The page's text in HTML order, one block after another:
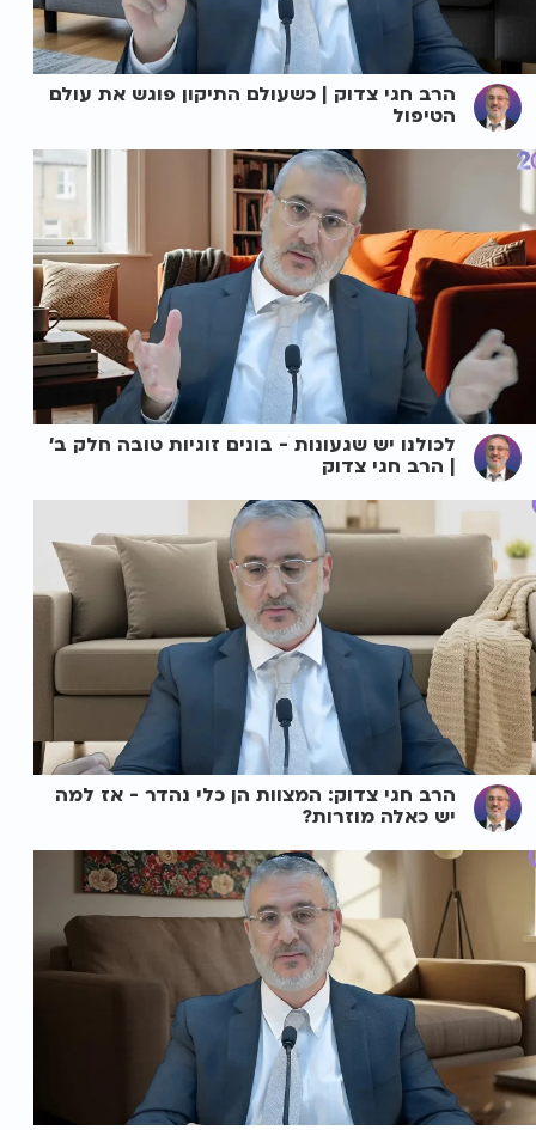
הרב חגי צדוק | כשעולם התיקון פוגש את עולם
הטיפול
לכולנו יש שגעונות - בונים זוגיות טובה חלק ב'
| הרב חגי צדוק
הרב חגי צדוק: המצוות הן כלי נהדר - אז למה
יש כאלה מוזרות?